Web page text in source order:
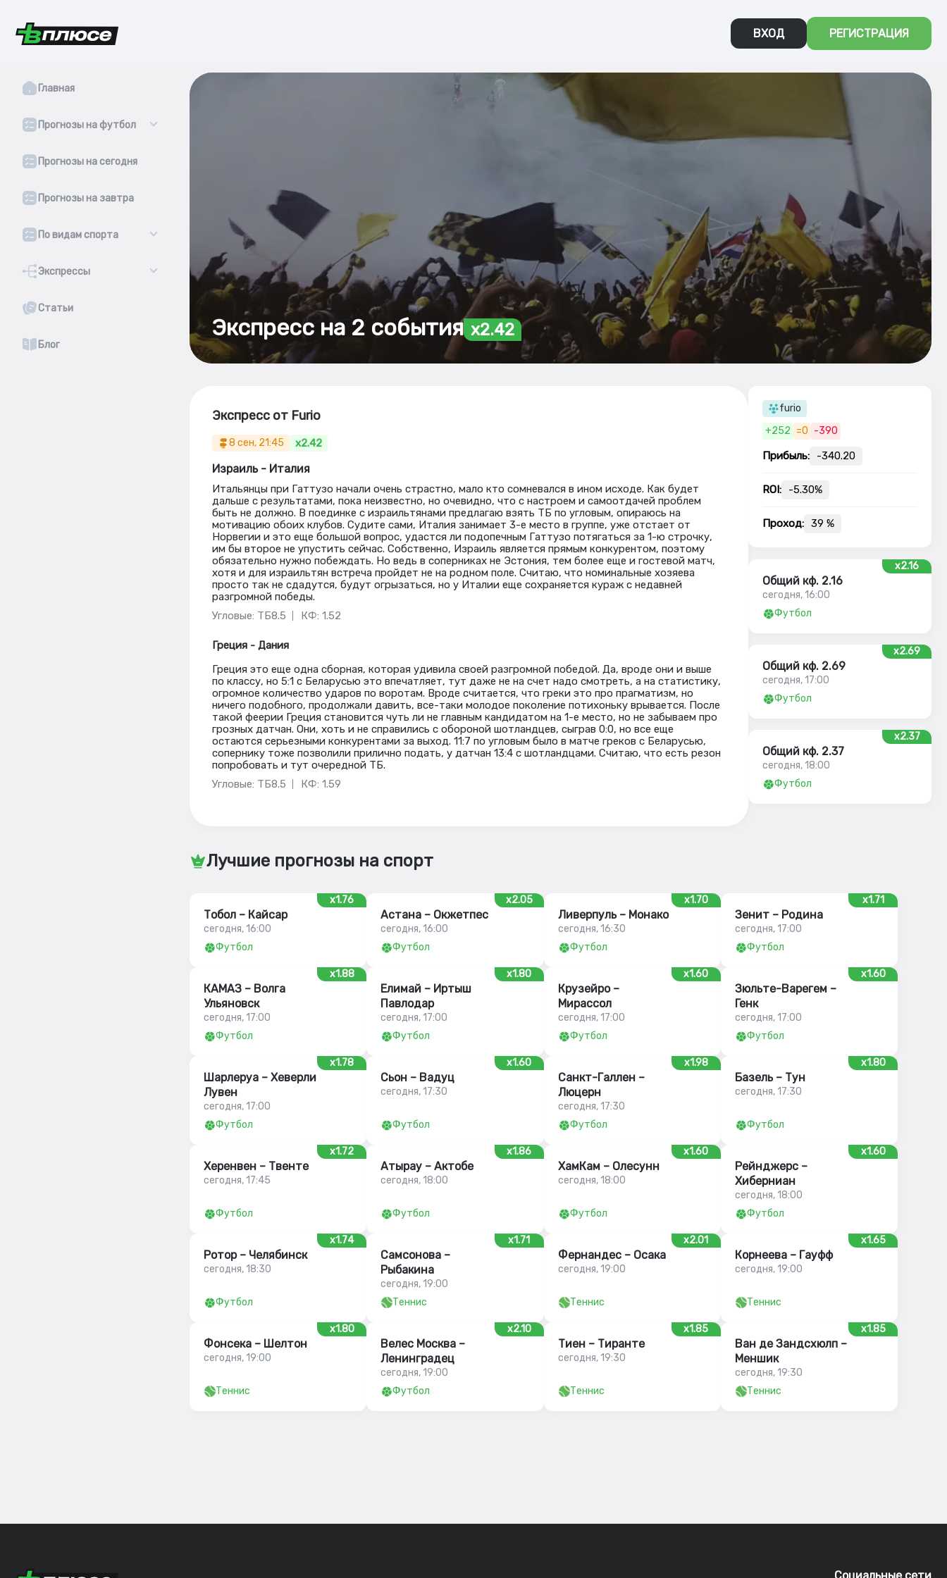
ВХОД РЕГИСТРАЦИЯ
Главная
Прогнозы на футбол
Прогнозы на сегодня
Прогнозы на завтра
По видам спорта
Экспрессы
Статьи
Блог
Экспресс на 2 события x2.42
Экспресс от Furio
8 сен, 21:45 x2.42
Израиль - Италия
Итальянцы при Гаттузо начали очень страстно, мало кто сомневался в ином исходе. Как будет
дальше с результатами, пока неизвестно, но очевидно, что с настроем и самоотдачей проблем
быть не должно. В поединке с израильтянами предлагаю взять ТБ по угловым, опираюсь на
мотивацию обоих клубов. Судите сами, Италия занимает 3-е место в группе, уже отстает от
Норвегии и это еще большой вопрос, удастся ли подопечным Гаттузо потягаться за 1-ю строчку,
им бы второе не упустить сейчас. Собственно, Израиль является прямым конкурентом, поэтому
обязательно нужно побеждать. Но ведь в соперниках не Эстония, тем более еще и гостевой матч,
хотя и для израильтян встреча пройдет не на родном поле. Считаю, что номинальные хозяева
просто так не сдадутся, будут огрызаться, но у Италии еще сохраняется кураж с недавней
разгромной победы.
Угловые: ТБ8.5
КФ: 1.52
Греция - Дания
Греция это еще одна сборная, которая удивила своей разгромной победой. Да, вроде они и выше
по классу, но 5:1 с Беларусью это впечатляет, тут даже не на счет надо смотреть, а на статистику,
огромное количество ударов по воротам. Вроде считается, что греки это про прагматизм, но
ничего подобного, продолжали давить, все-таки молодое поколение потихоньку врывается. После
такой феерии Греция становится чуть ли не главным кандидатом на 1-е место, но не забываем про
грозных датчан. Они, хоть и не справились с обороной шотландцев, сыграв 0:0, но все еще
остаются серьезными конкурентами за выход. 11:7 по угловым было в матче греков с Беларусью,
сопернику тоже позволили прилично подать, у датчан 13:4 с шотландцами. Считаю, что есть резон
попробовать и тут очередной ТБ.
Угловые: ТБ8.5
КФ: 1.59
furio
+252 =0 -390
Прибыль: -340.20
ROI: -5.30%
Проход: 39 %
x2.16
Общий кф. 2.16
сегодня, 16:00
Футбол
x2.69
Общий кф. 2.69
сегодня, 17:00
Футбол
x2.37
Общий кф. 2.37
сегодня, 18:00
Футбол
Лучшие прогнозы на спорт
x1.76
Тобол – Кайсар
сегодня, 16:00
Футбол
x2.05
Астана – Окжетпес
сегодня, 16:00
Футбол
x1.70
Ливерпуль – Монако
сегодня, 16:30
Футбол
x1.71
Зенит – Родина
сегодня, 17:00
Футбол
x1.88
КАМАЗ – Волга
Ульяновск
сегодня, 17:00
Футбол
x1.80
Елимай – Иртыш
Павлодар
сегодня, 17:00
Футбол
x1.60
Крузейро –
Мирассол
сегодня, 17:00
Футбол
x1.60
Зюльте-Варегем –
Генк
сегодня, 17:00
Футбол
x1.78
Шарлеруа – Хеверли
Лувен
сегодня, 17:00
Футбол
x1.60
Сьон – Вадуц
сегодня, 17:30
Футбол
x1.98
Санкт-Галлен –
Люцерн
сегодня, 17:30
Футбол
x1.80
Базель – Тун
сегодня, 17:30
Футбол
x1.72
Херенвен – Твенте
сегодня, 17:45
Футбол
x1.86
Атырау – Актобе
сегодня, 18:00
Футбол
x1.60
ХамКам – Олесунн
сегодня, 18:00
Футбол
x1.60
Рейнджерс –
Хиберниан
сегодня, 18:00
Футбол
x1.74
Ротор – Челябинск
сегодня, 18:30
Футбол
x1.71
Самсонова –
Рыбакина
сегодня, 19:00
Теннис
x2.01
Фернандес – Осака
сегодня, 19:00
Теннис
x1.65
Корнеева – Гауфф
сегодня, 19:00
Теннис
x1.80
Фонсека – Шелтон
сегодня, 19:00
Теннис
x2.10
Велес Москва –
Ленинградец
сегодня, 19:00
Футбол
x1.85
Тиен – Тиранте
сегодня, 19:30
Теннис
x1.85
Ван де Зандсхюлп –
Меншик
сегодня, 19:30
Теннис